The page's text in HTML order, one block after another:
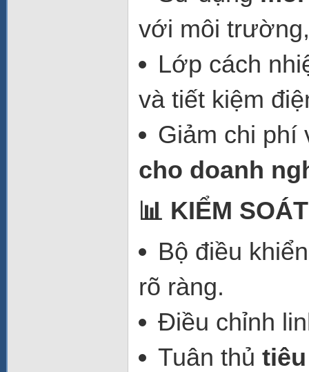
với môi
Lớp cách
và tiết kiệm
Giảm chi phí
cho doanh
📊 KIỂM
Bộ điều
rõ ràng.
Điều chỉnh
Tuân thủ